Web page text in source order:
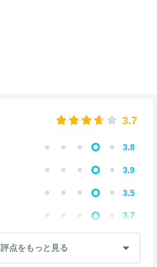
評点をもっと見る
3.7
3.8
3.9
3.5
3.7
3.8